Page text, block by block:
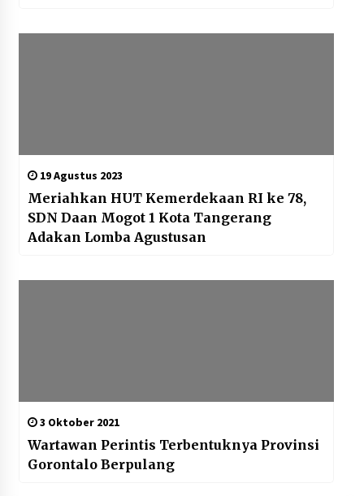
19 Agustus 2023
Meriahkan HUT Kemerdekaan RI ke 78,
SDN Daan Mogot 1 Kota Tangerang
Adakan Lomba Agustusan
3 Oktober 2021
Wartawan Perintis Terbentuknya Provinsi
Gorontalo Berpulang